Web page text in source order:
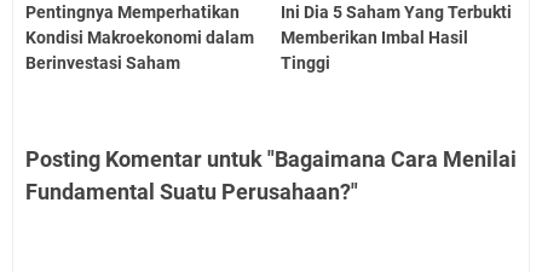
Pentingnya Memperhatikan
Kondisi Makroekonomi dalam
Berinvestasi Saham
Ini Dia 5 Saham Yang Terbukti
Memberikan Imbal Hasil
Tinggi
Posting Komentar untuk "Bagaimana Cara Menilai
Fundamental Suatu Perusahaan?"